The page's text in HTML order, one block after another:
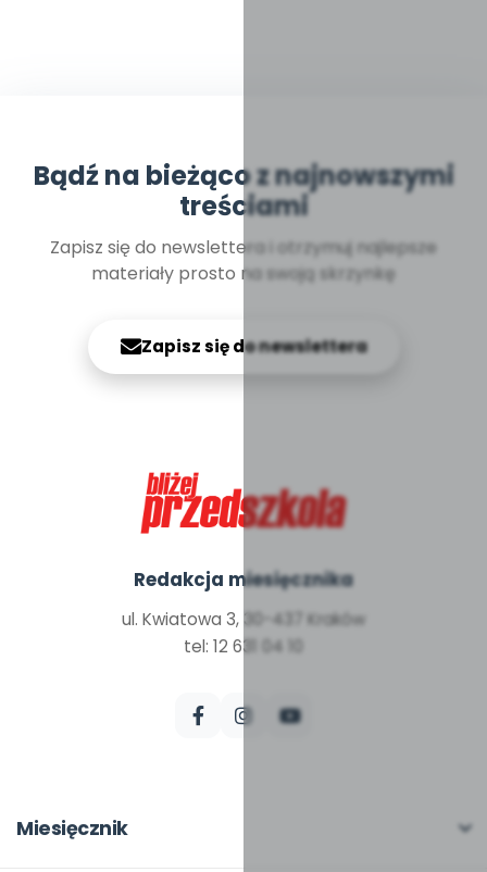
Bądź na bieżąco z najnowszymi
treściami
Zapisz się do newslettera i otrzymuj najlepsze
materiały prosto na swoją skrzynkę
Zapisz się do newslettera
Redakcja miesięcznika
ul. Kwiatowa 3, 30-437 Kraków
tel: 12 631 04 10
Miesięcznik